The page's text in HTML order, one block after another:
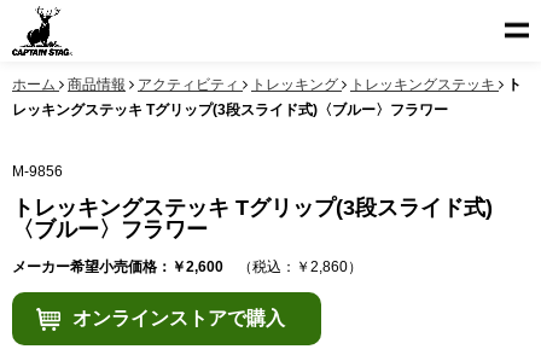
ホーム 商品情報 アクティビティ トレッキング トレッキングステッキ
ト
レッキングステッキ Tグリップ(3段スライド式)〈ブルー〉フラワー
M-9856
トレッキングステッキ Tグリップ(3段スライド式)
〈ブルー〉フラワー
メーカー希望小売価格：￥2,600 （税込：￥2,860）
オンラインストアで購入